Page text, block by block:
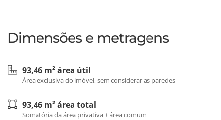
Dimensões e metragens
93,46 m² área útil
Área exclusiva do imóvel, sem considerar as paredes
93,46 m² área total
Somatória da área privativa + área comum